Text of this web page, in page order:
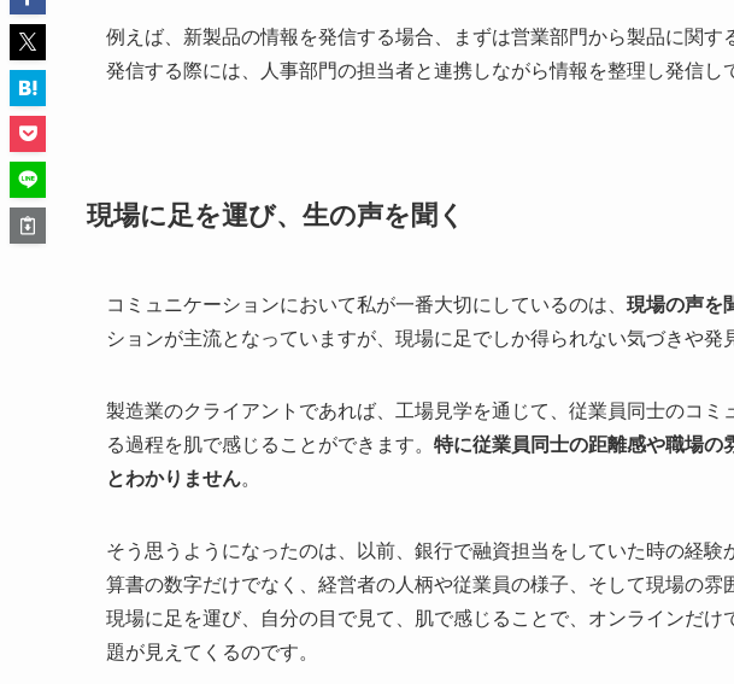
例えば、新製品の情報を発信する場合、まずは営業部門から製品に関
発信する際には、人事部門の担当者と連携しながら情報を整理し発信し
現場に足を運び、生の声を聞く
コミュニケーションにおいて私が一番大切にしているのは、 現場の声を
ションが主流となっていますが、現場に足でしか得られない気づきや発
製造業のクライアントであれば、工場見学を通じて、従業員同士のコ
る過程を肌で感じることができます。 特に従業員同士の距離感や職場
とわかりません。
そう思うようになったのは、以前、銀行で融資担当をしていた時の経
算書の数字だけでなく、経営者の人柄や従業員の様子、そして現場の雰
現場に足を運び、自分の目で見て、肌で感じることで、オンラインだ
題が見えてくるのです。